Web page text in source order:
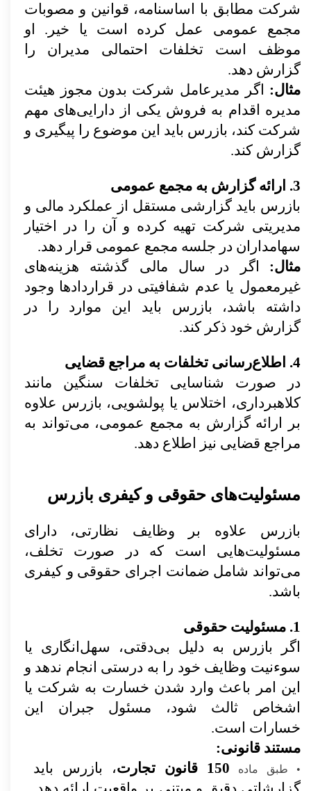
شرکت مطابق با اساسنامه، قوانین و مصوبات
مجمع عمومی عمل کرده است یا خیر. او
موظف است تخلفات احتمالی مدیران را
گزارش دهد.
مثال: اگر مدیرعامل شرکت بدون مجوز هیئت
مدیره اقدام به فروش یکی از دارایی‌های مهم
شرکت کند، بازرس باید این موضوع را پیگیری و
گزارش کند.
3. ارائه گزارش به مجمع عمومی
بازرس باید گزارشی مستقل از عملکرد مالی و
مدیریتی شرکت تهیه کرده و آن را در اختیار
سهامداران در جلسه مجمع عمومی قرار دهد.
مثال:
اگر در سال مالی گذشته هزینه‌های
غیرمعمول یا عدم شفافیتی در قراردادها وجود
داشته باشد، بازرس باید این موارد را در
گزارش خود ذکر کند.
4. اطلاع‌رسانی تخلفات به مراجع قضایی
در صورت شناسایی تخلفات سنگین مانند
کلاهبرداری، اختلاس یا پولشویی، بازرس علاوه
بر ارائه گزارش به مجمع عمومی، می‌تواند به
مراجع قضایی نیز اطلاع دهد.
مسئولیت‌های حقوقی و کیفری بازرس
بازرس علاوه بر وظایف نظارتی، دارای
مسئولیت‌هایی است که در صورت تخلف،
می‌تواند شامل ضمانت اجرای حقوقی و کیفری
باشد.
1. مسئولیت حقوقی
اگر بازرس به دلیل بی‌دقتی، سهل‌انگاری یا
سوءنیت وظایف خود را به درستی انجام ندهد و
این امر باعث وارد شدن خسارت به شرکت یا
اشخاص ثالث شود، مسئول جبران این
خسارات است.
مستند قانونی:
• طبق ماده 150 قانون تجارت
، بازرس باید